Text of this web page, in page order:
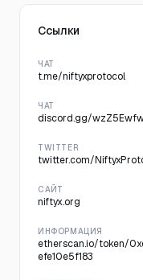
Ссылки
ЧАТ
t.me/niftyxprotocol
ЧАТ
discord.gg/
TWITTER
twitter.com/
САЙТ
niftyx.org
ИНФОРМАЦИЯ
etherscan.io/token/
efe10e5f183